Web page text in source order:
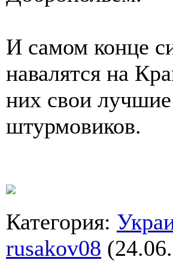
И самом конце
навалятся на
них свои
штурмовиков.
Категория:
rusakov08